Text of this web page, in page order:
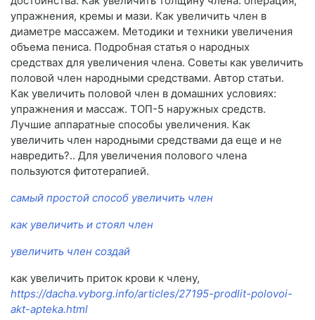
упражнения, кремы и мази. Как увеличить член в
диаметре массажем. Методики и техники увеличения
объема пениса. Подробная статья о народных
средствах для увеличения члена. Советы как увеличить
половой член народными средствами. Автор статьи.
Как увеличить половой член в домашних условиях:
упражнения и массаж. ТОП-5 наружных средств.
Лучшие аппаратные способы увеличения. Как
увеличить член народными средствами да еще и не
навредить?.. Для увеличения полового члена
пользуются фитотерапией.
самый простой способ увеличить член
как увеличить и стоял член
увеличить член создай
как увеличить приток крови к члену,
https://dacha.vyborg.info/articles/27195-prodlit-polovoi-
akt-apteka.html